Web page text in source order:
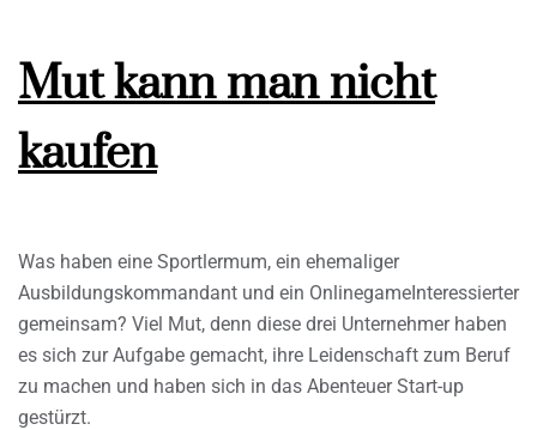
Mut kann man nicht
kaufen
Was haben eine Sportlermum, ein ehemaliger
Ausbildungskommandant und ein OnlinegameInteressierter
gemeinsam? Viel Mut, denn diese drei Unternehmer haben
es sich zur Aufgabe gemacht, ihre Leidenschaft zum Beruf
zu machen und haben sich in das Abenteuer Start-up
gestürzt.